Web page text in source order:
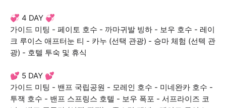
💞 4 DAY 💞
가이드 미팅 - 페이토 호수 - 까마귀발 빙하 - 보우 호수 - 레이
크 루이스 애프터눈 티 - 카누 (선택 관광) - 승마 체험 (선텍 관
광) - 호텔 투숙 및 휴식
💕 5 DAY 💕
가이드 미팅 - 밴프 국립공원 - 모레인 호수 - 미네완카 호수 -
투잭 호수 - 밴프 스프링스 호텔 - 보우 폭포 - 서프라이즈 코